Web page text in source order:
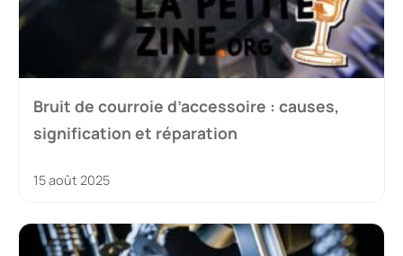
Bruit de courroie d’accessoire : causes,
signification et réparation
15 août 2025